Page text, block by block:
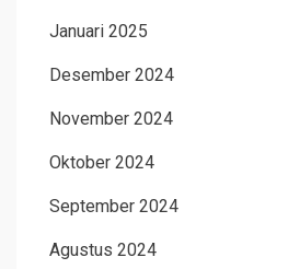
Januari 2025
Desember 2024
November 2024
Oktober 2024
September 2024
Agustus 2024